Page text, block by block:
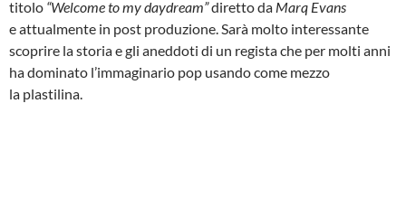
titolo “Welcome to my daydream”diretto da Marq Evans
eattualmente in post produzione. Sarà molto interessante
scoprire la storia e gli aneddoti di un regista che per molti anni
ha dominato l’immaginario pop usando come mezzo
la plastilina.